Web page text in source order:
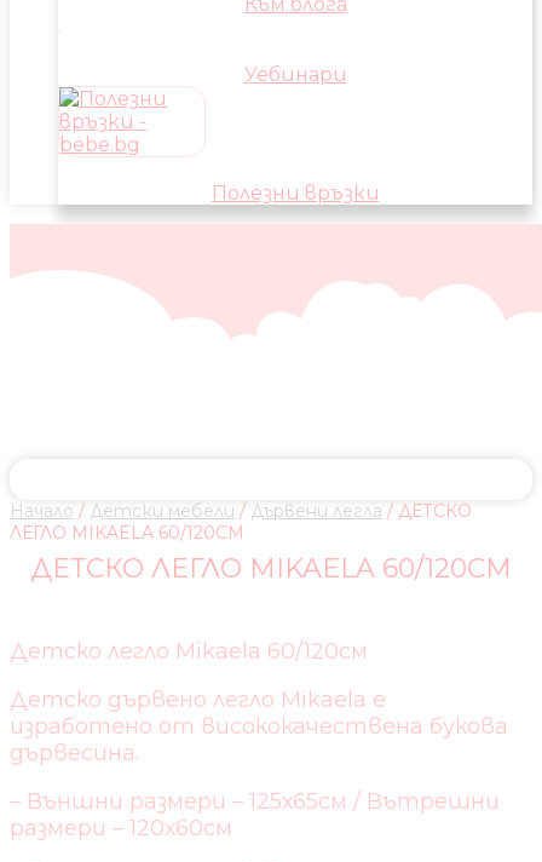
Уебинари
Полезни връзки
Начало / Детски мебели / Дървени легла / ДЕТСКО
ЛЕГЛО MIKAELA 60/120СМ
ДЕТСКО ЛЕГЛО MIKAELA 60/120СМ
Детско легло Mikaela 60/120см
Детско дървено легло Mikaela е
изработено от висококачествена букова
дървесина.
– Външни размери – 125х65см / Вътрешни
размери – 120х60см